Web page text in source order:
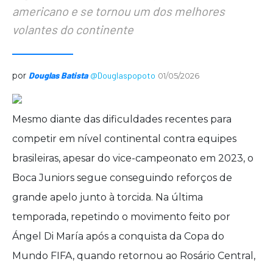
americano e se tornou um dos melhores
volantes do continente
por Douglas Batista @Douglaspopoto 01/05/2026
Mesmo diante das dificuldades recentes para
competir em nível continental contra equipes
brasileiras, apesar do vice-campeonato em 2023, o
Boca Juniors segue conseguindo reforços de
grande apelo junto à torcida. Na última
temporada, repetindo o movimento feito por
Ángel Di María após a conquista da Copa do
Mundo FIFA, quando retornou ao Rosário Central,